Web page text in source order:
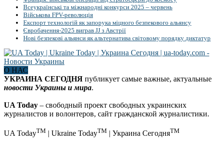
Всеукраїнські та міжнародні конкурси 2025 – червень
Військова FPV-революція
Експорт технологій як запорука міцного безпекового альянсу
Євробачення-2025 виграв JJ з Австрії
Нові безпекові альянси як альтернатива світовому порядку диктатур
О НАС
УКРАИНА СЕГОДНЯ публикует самые важные, актуальные
новости Украины и мира.
UA Today – свободный проект свободных украинских
журналистов и волонтеров, сайт гражданской журналистики.
UA TodayTM | Ukraine TodayTM | Украина СегодняTM